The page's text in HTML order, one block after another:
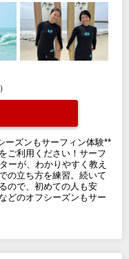
ーズンもサーフィン体験**
ご利用ください！サーフ
ーが、わかりやすく教え
の立ち方を練習。続いて
ので、初めての人も安
どのオフシーズンもサー